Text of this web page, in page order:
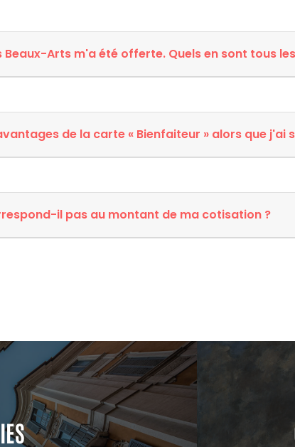
Beaux-Arts m'a été offerte. Quels en sont tous
de la carte « Bienfaiteur » alors que j'ai
il pas au montant de ma cotisation ?